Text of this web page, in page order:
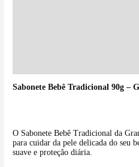
Sabonete Bebê Tradicional 90g –
O Sabonete Bebê Tradicional da
para cuidar da pele delicada do seu
suave e proteção diária.